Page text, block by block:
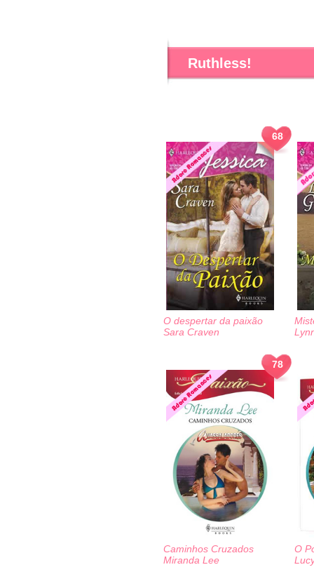
Ruthless!
68
O despertar da paixão
Sara Craven
78
Caminhos Cruzados
Miranda Lee
O